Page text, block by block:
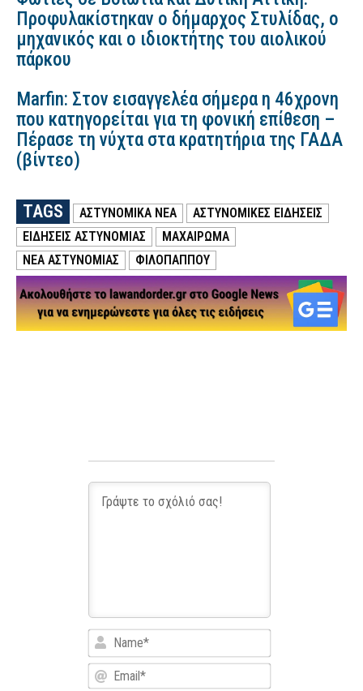
Προφυλακίστηκαν ο δήμαρχος Στυλίδας, ο
μηχανικός και ο ιδιοκτήτης του αιολικού
πάρκου
Marfin: Στον εισαγγελέα σήμερα η 46χρονη
που κατηγορείται για τη φονική επίθεση –
Πέρασε τη νύχτα στα κρατητήρια της ΓΑΔΑ
(βίντεο)
TAGS ΑΣΤΥΝΟΜΙΚΑ ΝΕΑ
ΑΣΤΥΝΟΜΙΚΕΣ ΕΙΔΗΣΕΙΣ
ΕΙΔΗΣΕΙΣ ΑΣΤΥΝΟΜΙΑΣ
ΜΑΧΑΙΡΩΜΑ
ΝΕΑ ΑΣΤΥΝΟΜΙΑΣ
ΦΙΛΟΠΑΠΠΟΥ
Name*
Email*